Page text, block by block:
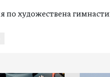
художествена